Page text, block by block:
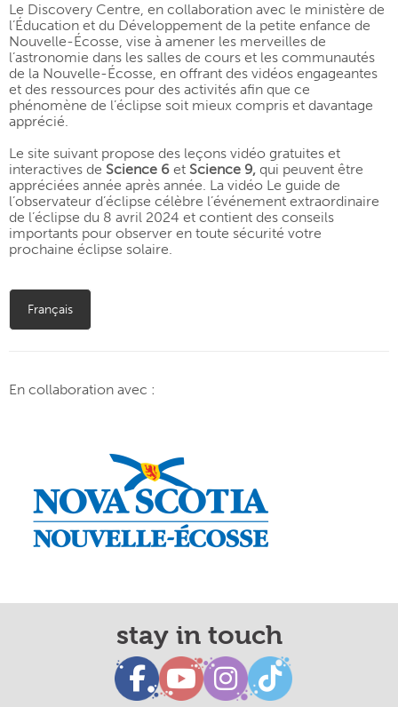
Le Discovery Centre, en collaboration avec le ministère de
l’Éducation et du Développement de la petite enfance de
Nouvelle-Écosse, vise à amener les merveilles de
l’astronomie dans les salles de cours et les communautés
de la Nouvelle-Écosse, en offrant des vidéos engageantes
et des ressources pour des activités afin que ce
phénomène de l’éclipse soit mieux compris et davantage
apprécié.
Le site suivant propose des leçons vidéo gratuites et
interactives de Science 6 et Science 9, qui peuvent être
appréciées année après année. La vidéo Le guide de
l’observateur d’éclipse célèbre l’événement extraordinaire
de l’éclipse du 8 avril 2024 et contient des conseils
importants pour observer en toute sécurité votre
prochaine éclipse solaire.
Français
En collaboration avec :
stay in touch